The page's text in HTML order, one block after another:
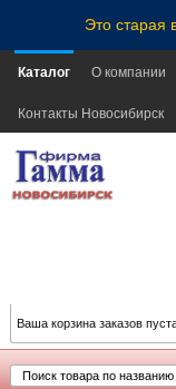
Это старая
Каталог О компании
Контакты Новосибирск
Ваша корзина заказов